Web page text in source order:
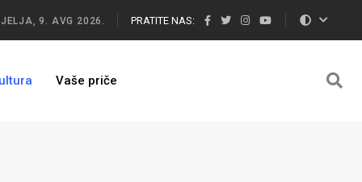
9. AVG 2026. PRATITE NAS:
Vaše priče